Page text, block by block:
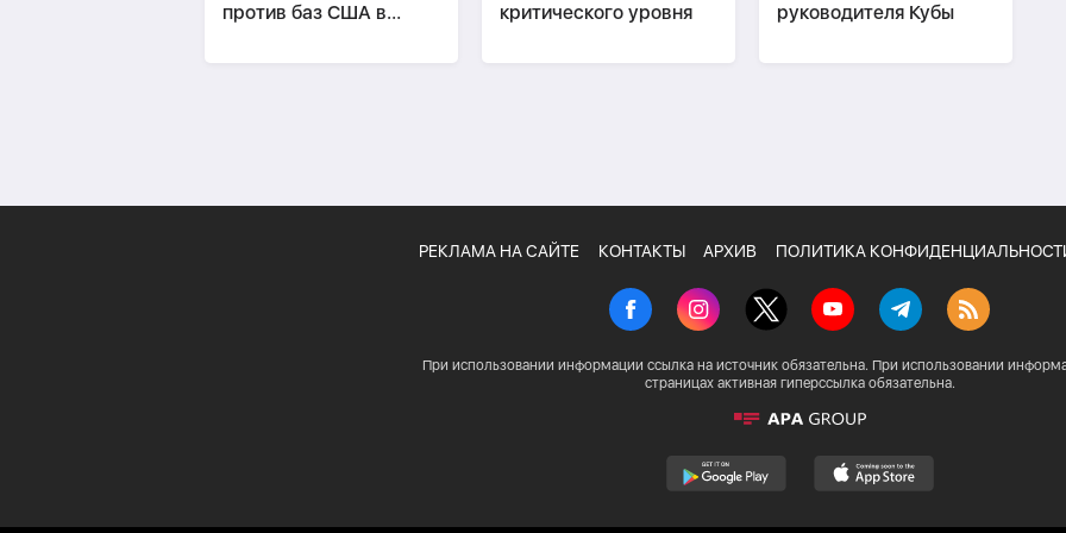
против баз США в
критического уровня
руководителя Кубы
РЕКЛАМА НА САЙТЕ КОНТАКТЫ АРХИВ ПОЛИТИКА
При использовании информации ссылка на источник обязательна. При использовании
страницах активная гиперссылка обязательна.